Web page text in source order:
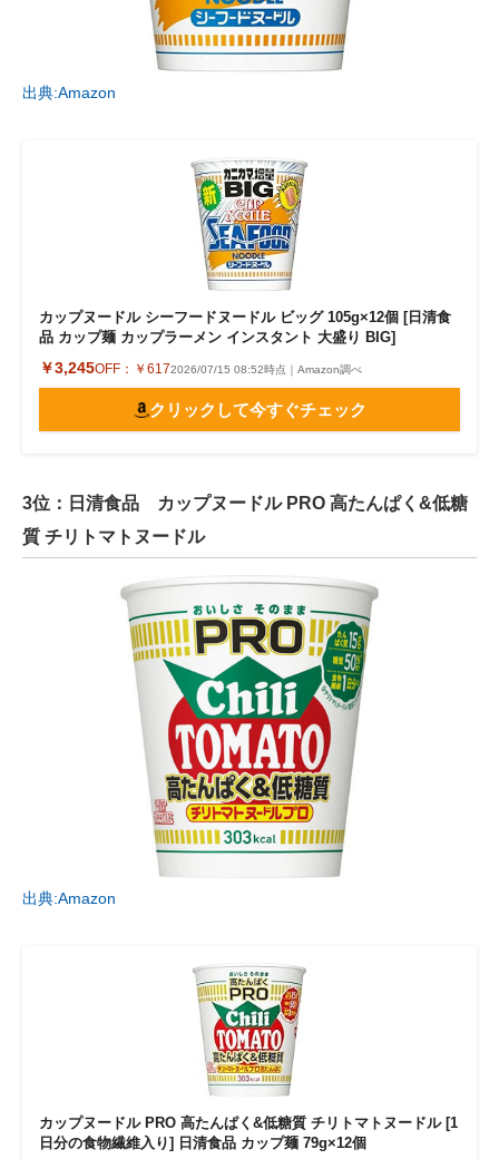
出典:Amazon
カップヌードル シーフードヌードル ビッグ 105g×12個 [日清食
品 カップ麺 カップラーメン インスタント 大盛り BIG]
￥3,245OFF： ￥6172026/07/15 08:52時点｜Amazon調べ
クリックして今すぐチェック
3位：日清食品 カップヌードル PRO 高たんぱく&低糖
質 チリトマトヌードル
出典:Amazon
カップヌードル PRO 高たんぱく&低糖質 チリトマトヌードル [1
日分の食物繊維入り] 日清食品 カップ麺 79g×12個